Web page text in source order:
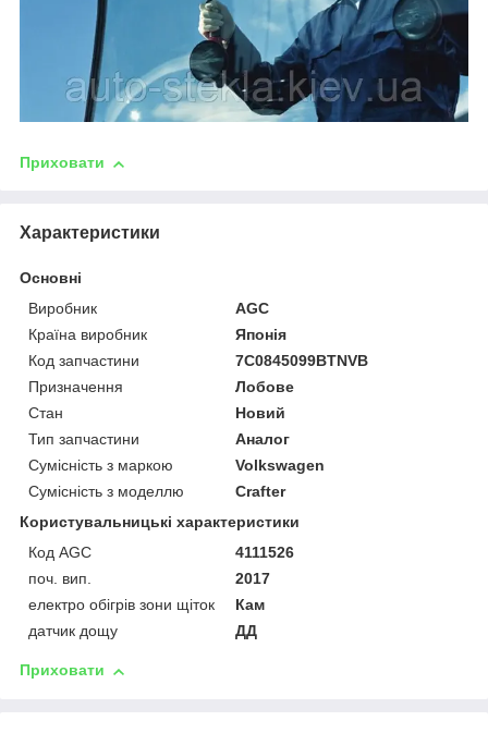
Приховати
Характеристики
Основні
Виробник
AGC
Країна виробник
Японія
Код запчастини
7C0845099BTNVB
Призначення
Лобове
Стан
Новий
Тип запчастини
Аналог
Сумісність з маркою
Volkswagen
Сумісність з моделлю
Crafter
Користувальницькі характеристики
Код AGC
4111526
поч. вип.
2017
електро обігрів зони щіток
Кам
датчик дощу
ДД
Приховати